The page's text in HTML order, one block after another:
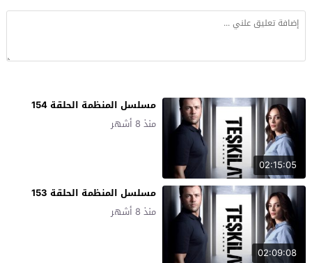
02:15:05
مسلسل المنظمة الحلقة 154
منذ 8 أشهر
02:09:08
مسلسل المنظمة الحلقة 153
منذ 8 أشهر